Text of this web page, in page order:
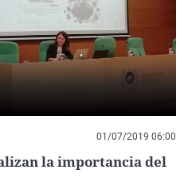
01/07/2019 06:00
la importancia del